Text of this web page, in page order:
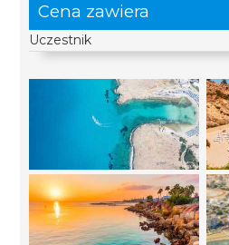
Cena zawiera
Uczestnik